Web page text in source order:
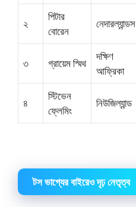
২
পিটার
বোরেন
নেদারল্যান্ডস
৩ গ্রায়েম স্মিথ
দক্ষিণ
আফ্রিকা
৪
স্টিভেন
ফ্লেমিং
নিউজিল্যান্ড
টস ভাগ্যের বাইরেও দৃঢ় নেতৃত্ব